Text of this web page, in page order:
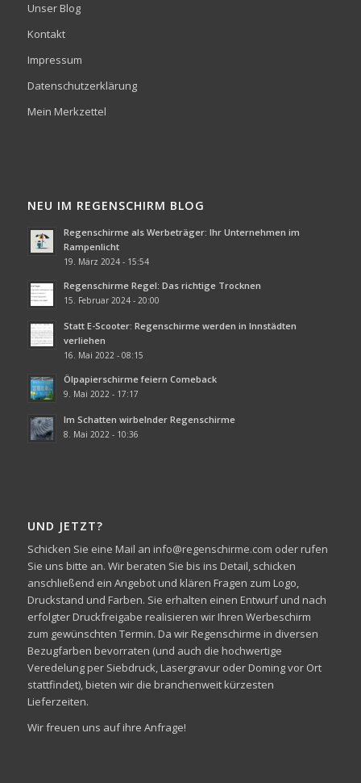
Unser Blog
Kontakt
Impressum
Datenschutzerklärung
Mein Merkzettel
NEU IM REGENSCHIRM BLOG
Regenschirme als Werbeträger: Ihr Unternehmen im
Rampenlicht
19. März 2024 - 15:54
Regenschirme Regel: Das richtige Trocknen
15. Februar 2024 - 20:00
Statt E-Scooter: Regenschirme werden in Innstädten
verliehen
16. Mai 2022 - 08:15
Ölpapierschirme feiern Comeback
9. Mai 2022 - 17:17
Im Schatten wirbelnder Regenschirme
8. Mai 2022 - 10:36
UND JETZT?
Schicken Sie eine Mail an info@regenschirme.com oder rufen
Sie uns bitte an. Wir beraten Sie bis ins Detail, schicken
anschließend ein Angebot und klären Fragen zum Logo,
Druckstand und Farben. Sie erhalten einen Entwurf und nach
erfolgter Druckfreigabe realisieren wir Ihren Werbeschirm
zum gewünschten Termin. Da wir Regenschirme in diversen
Bezugfarben bevorraten (und auch die hochwertige
Veredelung per Siebdruck, Lasergravur oder Doming vor Ort
stattfindet), bieten wir die branchenweit kürzesten
Lieferzeiten.
Wir freuen uns auf ihre Anfrage!